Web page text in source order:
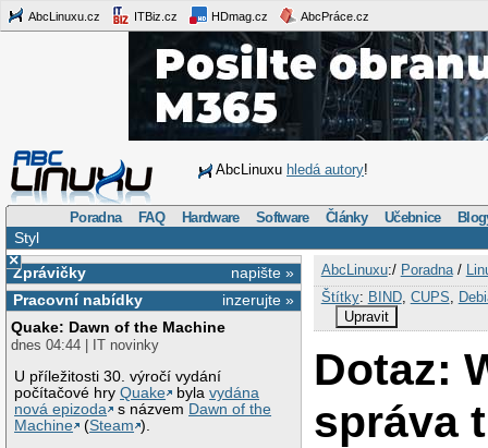
AbcLinuxu.cz ITBiz.cz HDmag.cz AbcPráce.cz
AbcLinuxu hledá autory!
Poradna FAQ Hardware Software Články Učebnice
Styl
×
napište »
Zprávičky
inzerujte »
Pracovní nabídky
Quake: Dawn of the Machine
dnes 04:44 | IT novinky
U příležitosti 30. výročí vydání
počítačové hryQuake bylavydána
nová epizoda
s názvem Dawn of the
Machine
(Steam ).
AbcLinuxu:/ Poradna/
Štítky: BIND, CUPS
Upravit
Dotaz:
správa